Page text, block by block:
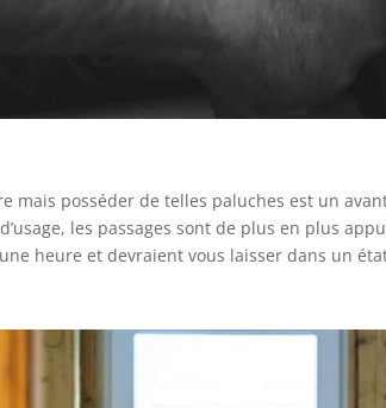
mais posséder de telles paluches est un
les passages sont de plus en plus
heure et devraient vous laisser dans un